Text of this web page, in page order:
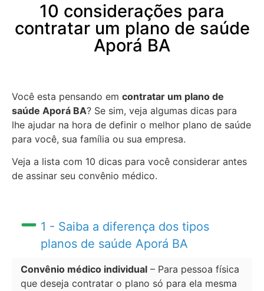
10 considerações para
contratar um plano de saúde
Aporá BA
Você esta pensando em contratar um plano de
saúde Aporá BA? Se sim, veja algumas dicas para
lhe ajudar na hora de definir o melhor plano de saúde
para você, sua família ou sua empresa.
Veja a lista com 10 dicas para você considerar antes
de assinar seu convênio médico.
1 - Saiba a diferença dos tipos
planos de saúde Aporá BA
Convênio médico individual – Para pessoa física
que deseja contratar o plano só para ela mesma